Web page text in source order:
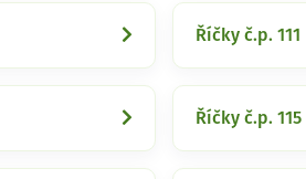
Říčky č.p. 111
Říčky č.p. 115